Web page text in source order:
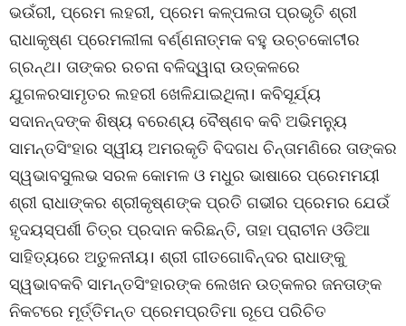
ଭଉଁରୀ, ପ୍ରେମ ଲହରୀ, ପ୍ରେମ କଳ୍ପଲତା ପ୍ରଭୃତି ଶ୍ରୀ
ରାଧାକୃଷ୍ଣ ପ୍ରେମଲୀଳା ବର୍ଣ୍ଣନାତ୍ମକ ବହୁ ଉଚ୍ଚକୋଟୀର
ଗ୍ରନ୍ଥ। ତାଙ୍କର ରଚନା ବଳିଦ୍ୱାରା ଉତ୍କଳରେ
ଯୁଗଳରସାମୃତର ଲହରୀ ଖେଳିଯାଇଥିଲା। କବିସୂର୍ଯ୍ୟ
ସଦାନନ୍ଦଙ୍କ ଶିଷ୍ୟ ବରେଣ୍ୟ ବୈଷ୍ଣବ କବି ଅଭିମନ୍ୟୁ
ସାମନ୍ତସିଂହାର ସ୍ୱୀୟ ଅମରକୃତି ବିଦଗଧ ଚିନ୍ତାମଣିରେ ତାଙ୍କର
ସ୍ୱଭାବସୁଲଭ ସରଳ କୋମଳ ଓ ମଧୁର ଭାଷାରେ ପ୍ରେମମୟୀ
ଶ୍ରୀ ରାଧାଙ୍କର ଶ୍ରୀକୃଷ୍ଣଙ୍କ ପ୍ରତି ଗଭୀର ପ୍ରେମର ଯେଉଁ
ହୃଦୟସ୍ପର୍ଶୀ ଚିତ୍ର ପ୍ରଦାନ କରିଛନ୍ତି, ତାହା ପ୍ରାଚୀନ ଓଡିଆ
ସାହିତ୍ୟରେ ଅତୁଳନୀୟ। ଶ୍ରୀ ଗୀତଗୋବିନ୍ଦର ରାଧାଙ୍କୁ
ସ୍ୱଭାବକବି ସାମନ୍ତସିଂହାରଙ୍କ ଲେଖନ ଉତ୍କଳର ଜନତାଙ୍କ
ନିକଟରେ ମୂର୍ତ୍ତିମନ୍ତ ପ୍ରେମପ୍ରତିମା ରୂପେ ପରିଚିତ